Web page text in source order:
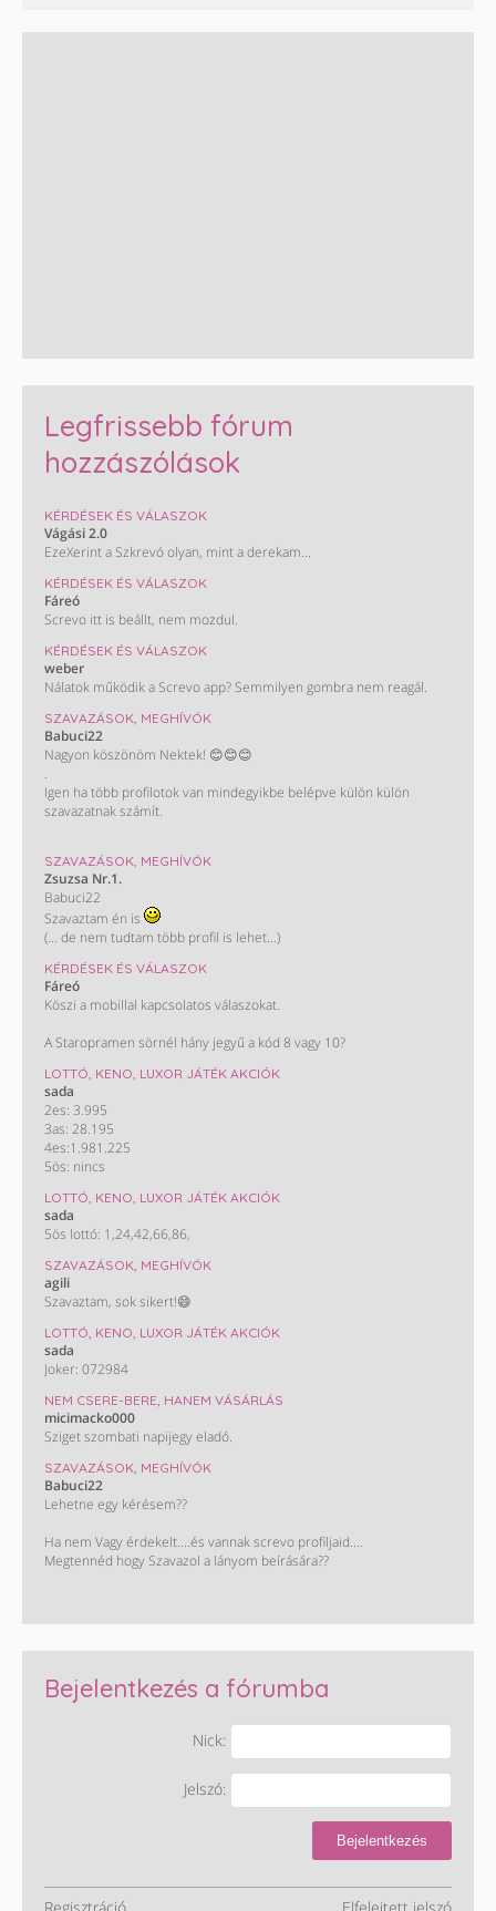
Legfrissebb fórum
hozzászólások
KÉRDÉSEK ÉS VÁLASZOK
Vágási 2.0
EzeXerint a Szkrevó olyan, mint a derekam...
KÉRDÉSEK ÉS VÁLASZOK
Fáreó
Screvo itt is beállt, nem mozdul.
KÉRDÉSEK ÉS VÁLASZOK
weber
Nálatok működik a Screvo app? Semmilyen gombra nem reagál.
SZAVAZÁSOK, MEGHÍVÓK
Babuci22
Nagyon köszönöm Nektek! 😊😊😊
.
Igen ha több profilotok van mindegyikbe belépve külön külön
szavazatnak számít.
/ Most nem műkszik a screvo oldal de majd biztos helyrehozzàk/
SZAVAZÁSOK, MEGHÍVÓK
Zsuzsa Nr.1.
Babuci22
Szavaztam én is
(... de nem tudtam több profil is lehet...)
KÉRDÉSEK ÉS VÁLASZOK
Fáreó
Köszi a mobillal kapcsolatos válaszokat.
A Staropramen sörnél hány jegyű a kód 8 vagy 10?
LOTTÓ, KENO, LUXOR JÁTÉK AKCIÓK
sada
2es: 3.995
3as: 28.195
4es:1.981.225
5ös: nincs
LOTTÓ, KENO, LUXOR JÁTÉK AKCIÓK
sada
5ös lottó: 1,24,42,66,86,
SZAVAZÁSOK, MEGHÍVÓK
agili
Szavaztam, sok sikert!😄
LOTTÓ, KENO, LUXOR JÁTÉK AKCIÓK
sada
Joker: 072984
NEM CSERE-BERE, HANEM VÁSÁRLÁS
micimacko000
Sziget szombati napijegy eladó.
SZAVAZÁSOK, MEGHÍVÓK
Babuci22
Lehetne egy kérésem??
Ha nem Vagy érdekelt....és vannak screvo profiljaid....
Megtennéd hogy Szavazol a lányom beírására??
Bejelentkezés a fórumba
Nick:
Jelszó:
Bejelentkezés